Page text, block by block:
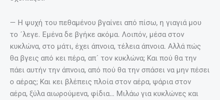
— Η ψυχή του πεθαμένου βγαίνει από πίσω, η γιαγιά μου
το ´λεγε. Εμένα δε βγήκε ακόμα. Λοιπόν, μέσα στον
κυκλώνα, στο μάτι, έχει άπνοια, τέλεια άπνοια. Αλλά πώς
θα βγεις από κει πέρα, απ´ τον κυκλώνα; Και πού θα την
πάει αυτήν την άπνοια, από πού θα την σπάσει να μην πέσει
ο αέρας; Και κει βλέπεις πλοία στον αέρα, ψάρια στον
αέρα, ξύλα αιωρούμενα, φίδια… Μιλάω για κυκλώνες και